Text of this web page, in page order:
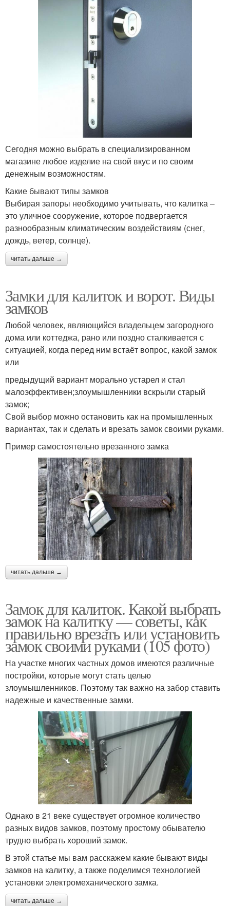
Сегодня можно выбрать в специализированном
магазине любое изделие на свой вкус и по своим
денежным возможностям.
Какие бывают типы замков
Выбирая запоры необходимо учитывать, что калитка –
это уличное сооружение, которое подвергается
разнообразным климатическим воздействиям (снег,
дождь, ветер, солнце).
читать дальше →
Замки для калиток и ворот. Виды
замков
Любой человек, являющийся владельцем загородного
дома или коттеджа, рано или поздно сталкивается с
ситуацией, когда перед ним встаёт вопрос, какой замок
или
предыдущий вариант морально устарел и стал
малоэффективен;злоумышленники вскрыли старый
замок;
Свой выбор можно остановить как на промышленных
вариантах, так и сделать и врезать замок своими руками.
Пример самостоятельно врезанного замка
читать дальше →
Замок для калиток. Какой выбрать
замок на калитку — советы, как
правильно врезать или установить
замок своими руками (105 фото)
На участке многих частных домов имеются различные
постройки, которые могут стать целью
злоумышленников. Поэтому так важно на забор ставить
надежные и качественные замки.
Однако в 21 веке существует огромное количество
разных видов замков, поэтому простому обывателю
трудно выбрать хороший замок.
В этой статье мы вам расскажем какие бывают виды
замков на калитку, а также поделимся технологией
установки электромеханического замка.
читать дальше →